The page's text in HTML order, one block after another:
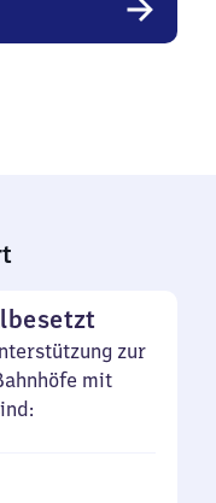
zur
mit